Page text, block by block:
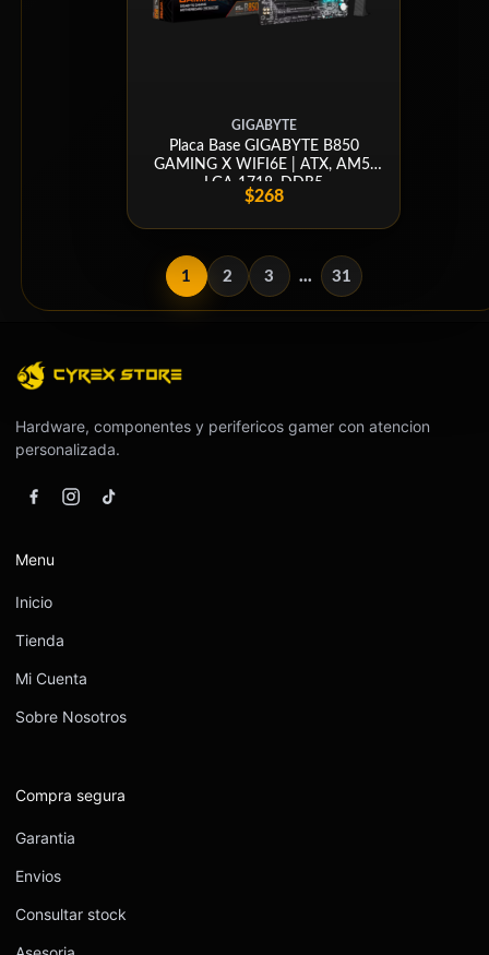
GIGABYTE
Placa Base GIGABYTE B850
GAMING X WIFI6E | ATX, AM5,
LGA 1718, DDR5
$268
1 2 3 ... 31
Hardware, componentes y perifericos gamer con atencion
personalizada.
Menu
Inicio
Tienda
Mi Cuenta
Sobre Nosotros
Compra segura
Garantia
Envios
Consultar stock